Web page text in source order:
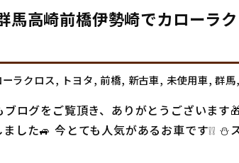
馬高崎前橋伊勢崎でカローラク
ラクロス, トヨタ, 前橋, 新古車, 未使用車,群馬,
ログをご覧頂き、ありがとうございます
た🚙 今とても人気があるお車です❕❕ ⛄